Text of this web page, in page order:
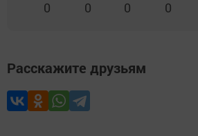
0 0 0 0
Расскажите друзьям